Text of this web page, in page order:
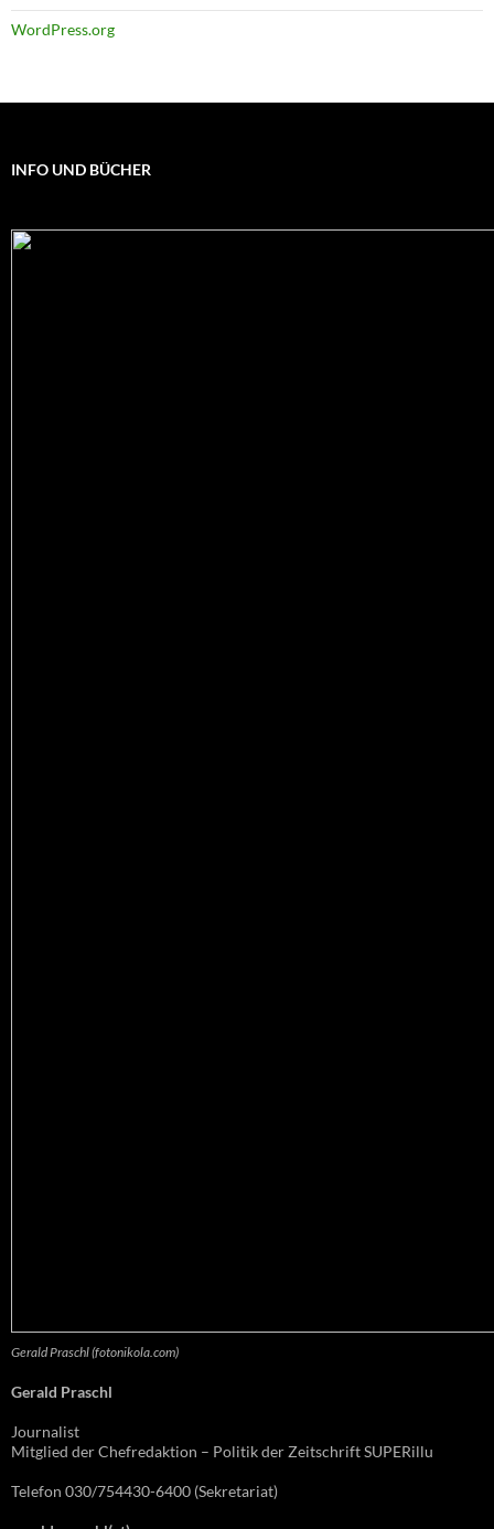
WordPress.org
INFO UND BÜCHER
Gerald Praschl (fotonikola.com)
Gerald Praschl
Journalist
Mitglied der Chefredaktion – Politik der Zeitschrift SUPERillu
Telefon 030/754430-6400 (Sekretariat)